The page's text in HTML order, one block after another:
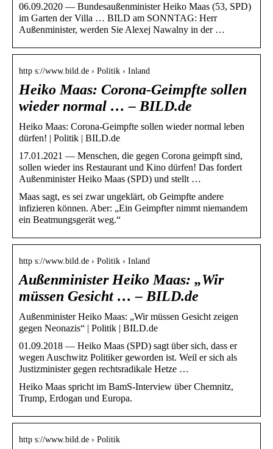
06.09.2020 — Bundesaußenminister Heiko Maas (53, SPD)
im Garten der Villa … BILD am SONNTAG: Herr
Außenminister, werden Sie Alexej Nawalny in der …
http s://www.bild.de › Politik › Inland
Heiko Maas: Corona-Geimpfte sollen
wieder normal … – BILD.de
Heiko Maas: Corona-Geimpfte sollen wieder normal leben
dürfen! | Politik | BILD.de
17.01.2021 — Menschen, die gegen Corona geimpft sind,
sollen wieder ins Restaurant und Kino dürfen! Das fordert
Außenminister Heiko Maas (SPD) und stellt …
Maas sagt, es sei zwar ungeklärt, ob Geimpfte andere
infizieren können. Aber: „Ein Geimpfter nimmt niemandem
ein Beatmungsgerät weg.“
http s://www.bild.de › Politik › Inland
Außenminister Heiko Maas: „Wir
müssen Gesicht … – BILD.de
Außenminister Heiko Maas: „Wir müssen Gesicht zeigen
gegen Neonazis“ | Politik | BILD.de
01.09.2018 — Heiko Maas (SPD) sagt über sich, dass er
wegen Auschwitz Politiker geworden ist. Weil er sich als
Justizminister gegen rechtsradikale Hetze …
Heiko Maas spricht im BamS-Interview über Chemnitz,
Trump, Erdogan und Europa.
http s://www.bild.de › Politik